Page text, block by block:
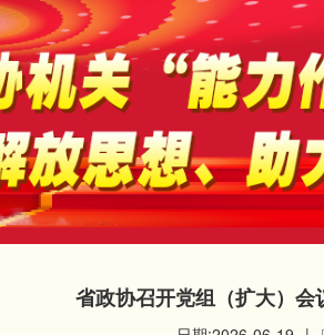
省政协召开党组（扩大）